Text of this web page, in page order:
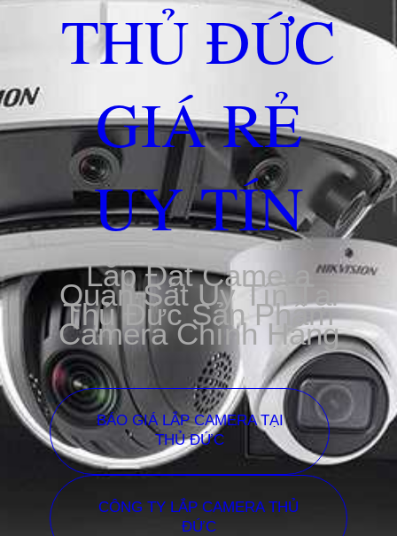
THỦ ĐỨC
GIÁ RẺ
UY TÍN
Lắp Đặt Camera
Quan Sát Uy Tín Tại
Thủ Đức Sản Phẩm
Camera Chính Hãng
BÁO GIÁ LẮP CAMERA TẠI
THỦ ĐỨC
CÔNG TY LẮP CAMERA THỦ
ĐỨC